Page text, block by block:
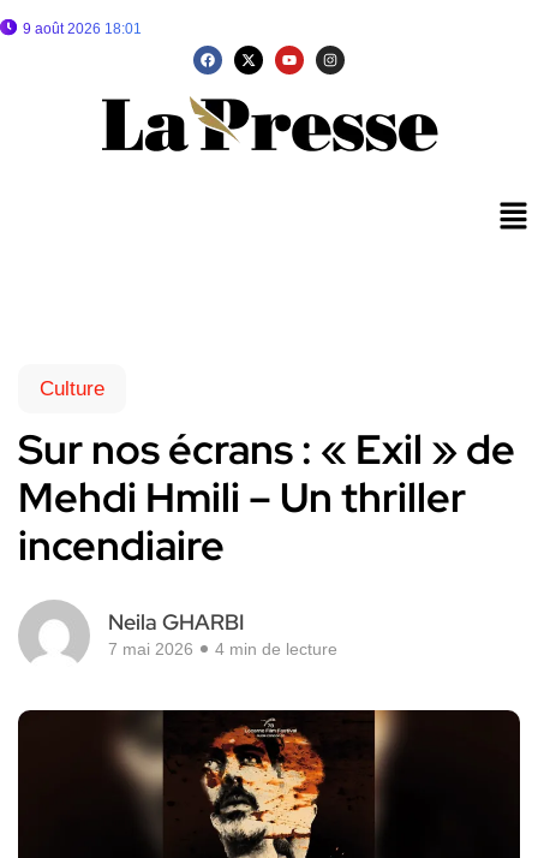
9 août 2026 18:01
Culture
Sur nos écrans : « Exil » de
Mehdi Hmili – Un thriller
incendiaire
Neila GHARBI
7 mai 2026 4 min de lecture